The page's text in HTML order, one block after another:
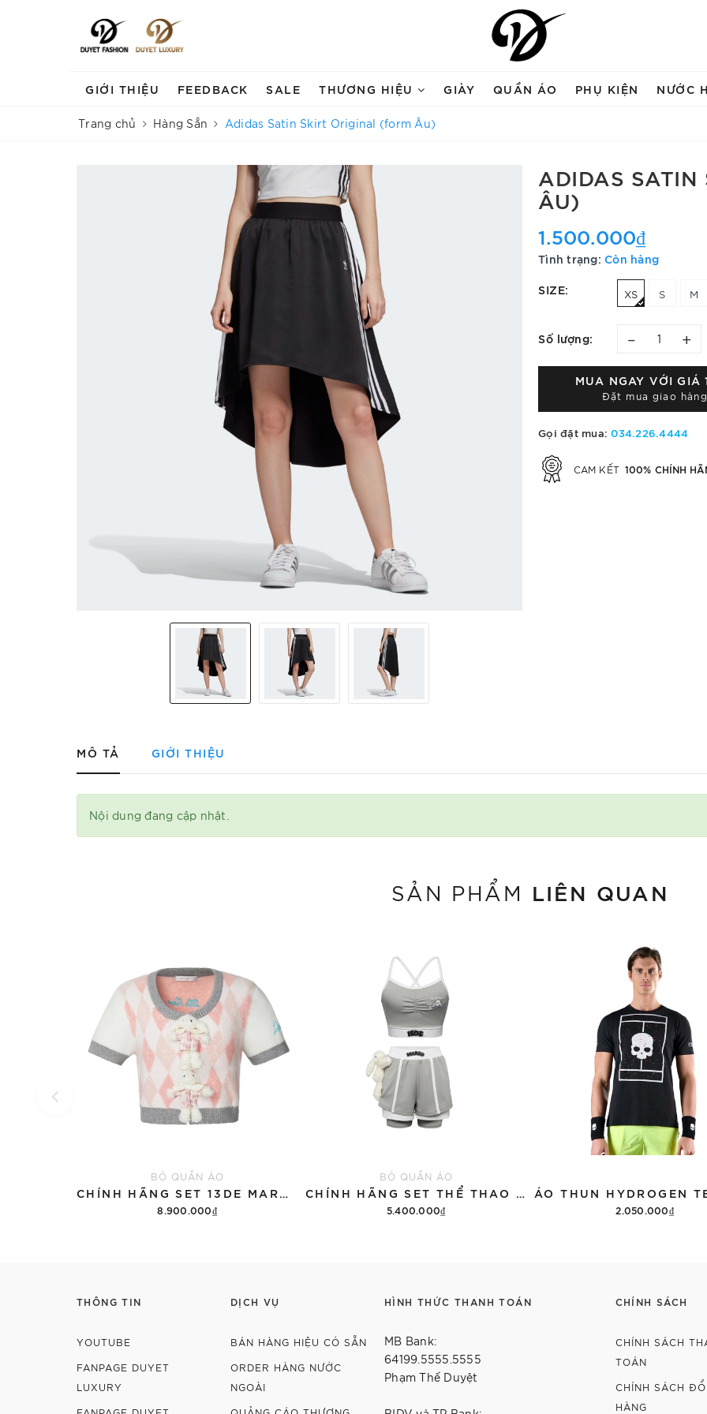
GIỚI THIỆU FEEDBACK SALE THƯƠNG HIỆU GIÀY QUẦN ÁO PHỤ KIỆN NƯỚC
Trang chủ Hàng Sẵn Adidas Satin Skirt Original (form Âu)
ADIDAS SATIN
ÂU)
1.500.000₫
Tình trạng: Còn hàng
SIZE: XS S M
Số lượng: – +
MUA NGAY VỚI GIÁ
Đặt mua giao
Gọi đặt mua:034.226.4444
CAM KẾT 100% CHÍNH
MÔ TẢ GIỚI THIỆU
Nội dung đang cập nhật.
SẢN PHẨM LIÊN QUAN
BỘ QUẦN ÁO
CHÍNH HÃNG SET 13DE MARZO SUGAR SWIZZLE SUPER CUTE
8.900.000₫
BỘ QUẦN ÁO
CHÍNH HÃNG SET THỂ THAO 13DE MARZO BEAR VINTAGE 'GRAY'
5.400.000₫ 2.050.000₫
THÔNG TIN
YOUTUBE
FANPAGE DUYET
LUXURY
DỊCH VỤ
BÁN HÀNG HIỆU CÓ SẴN
ORDER HÀNG NƯỚC
NGOÀI
HÌNH THỨC THANH TOÁN
MB Bank:
64199.5555.5555
Phạm Thế Duyệt
CHÍNH SÁCH
CHÍNH SÁCH
TOÁN
CHÍNH SÁCH
HÀNG